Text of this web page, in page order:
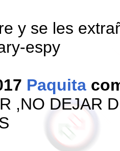
y se les
espy
Paquita
,NO DEJAR